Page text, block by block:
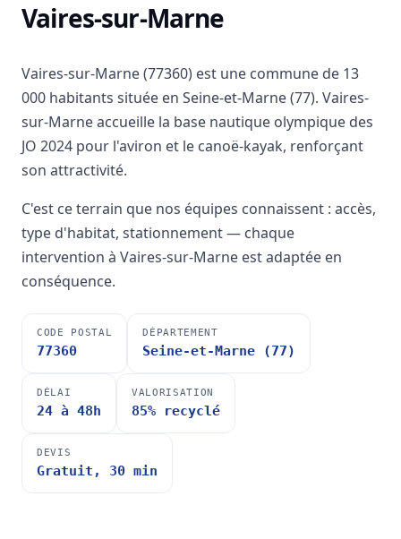
Vaires-sur-Marne
Vaires-sur-Marne (77360) est une commune de 13
000 habitants située en Seine-et-Marne (77). Vaires-
sur-Marne accueille la base nautique olympique des
JO 2024 pour l'aviron et le canoë-kayak, renforçant
son attractivité.
C'est ce terrain que nos équipes connaissent : accès,
type d'habitat, stationnement — chaque
intervention à Vaires-sur-Marne est adaptée en
conséquence.
CODE POSTAL
77360
DÉPARTEMENT
Seine-et-Marne (77)
DÉLAI
24 à 48h
VALORISATION
85% recyclé
DEVIS
Gratuit, 30 min